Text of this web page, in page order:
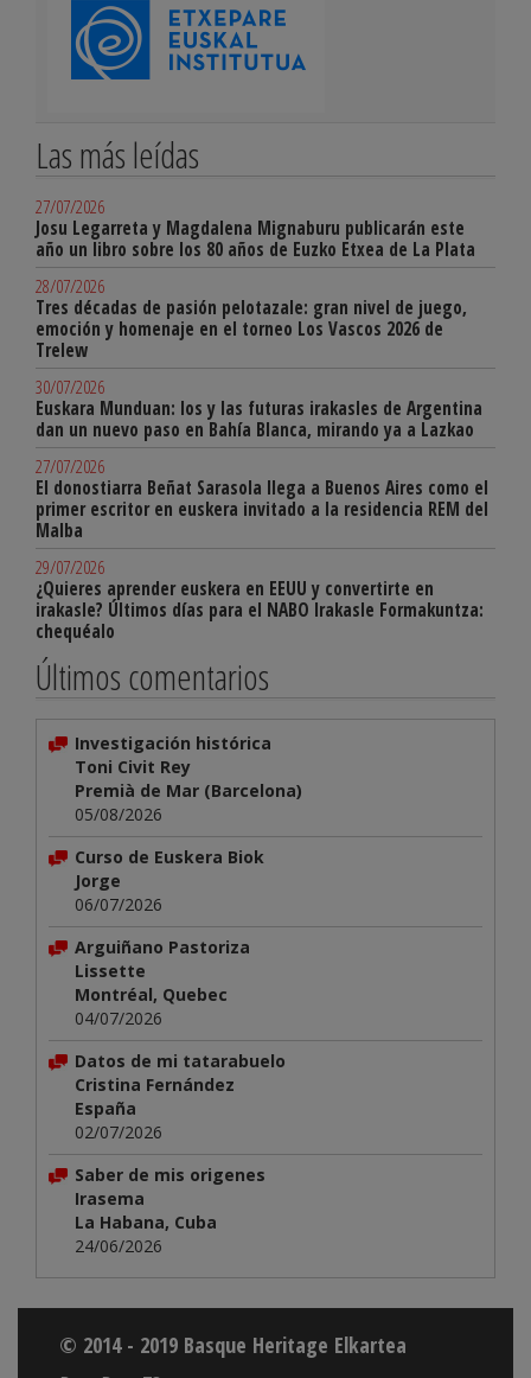
Las más leídas
27/07/2026
Josu Legarreta y Magdalena Mignaburu publicarán este
año un libro sobre los 80 años de Euzko Etxea de La Plata
28/07/2026
Tres décadas de pasión pelotazale: gran nivel de juego,
emoción y homenaje en el torneo Los Vascos 2026 de
Trelew
30/07/2026
Euskara Munduan: los y las futuras irakasles de Argentina
dan un nuevo paso en Bahía Blanca, mirando ya a Lazkao
27/07/2026
El donostiarra Beñat Sarasola llega a Buenos Aires como el
primer escritor en euskera invitado a la residencia REM del
Malba
29/07/2026
¿Quieres aprender euskera en EEUU y convertirte en
irakasle? Últimos días para el NABO Irakasle Formakuntza:
chequéalo
Últimos comentarios
Investigación histórica
Toni Civit Rey
Premià de Mar (Barcelona)
05/08/2026
Curso de Euskera Biok
Jorge
06/07/2026
Arguiñano Pastoriza
Lissette
Montréal, Quebec
04/07/2026
Datos de mi tatarabuelo
Cristina Fernández
España
02/07/2026
Saber de mis origenes
Irasema
La Habana, Cuba
24/06/2026
© 2014 - 2019 Basque Heritage Elkartea